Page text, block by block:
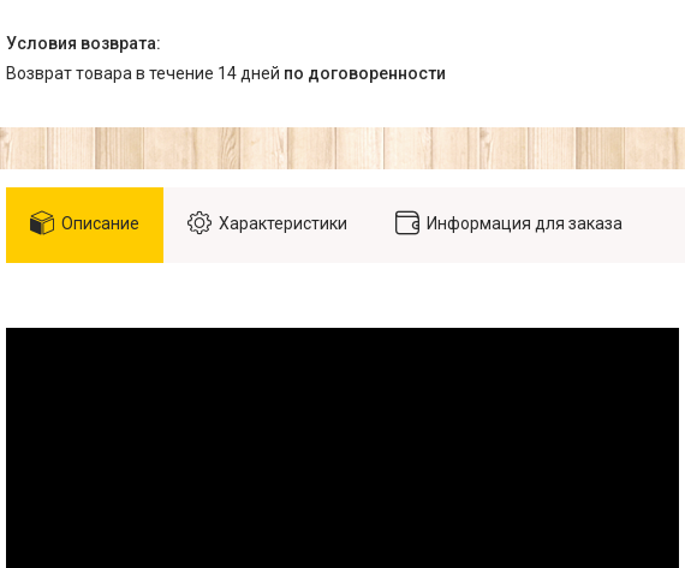
возврат товара в течение 14 дней по договоренности
Описание Характеристики Информация для заказа